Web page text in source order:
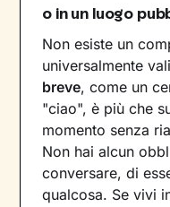
o in un luogo
Non esiste un
universalmente
breve, come un
"ciao", è più che
momento senza
Non hai alcun
conversare, di
qualcosa. Se vivi